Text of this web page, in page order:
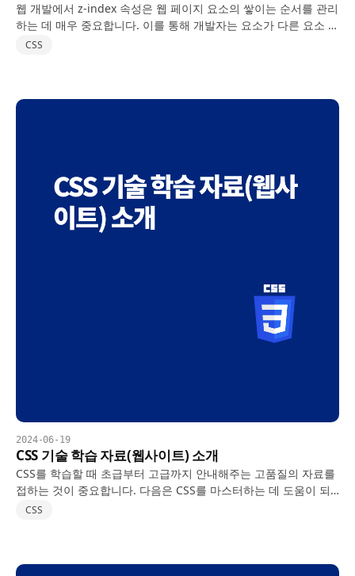
웹 개발에서 z-index 속성은 웹 페이지 요소의 쌓이는 순서를 관리
하는 데 매우 중요합니다. 이를 통해 개발자는 요소가 다른 요소 앞
에 나타나도록 제어할 수 있으며, 깊이와 계층 효과를 만들 수 있습
CSS
2024-06-19
CSS 기술 학습 자료(웹사이트) 소개
CSS를 학습할 때 초급부터 고급까지 안내해주는 고품질의 자료를
접하는 것이 중요합니다. 다음은 CSS를 마스터하는 데 도움이 되
는 최고의 일반 CSS 학습 자료입니다:
CSS